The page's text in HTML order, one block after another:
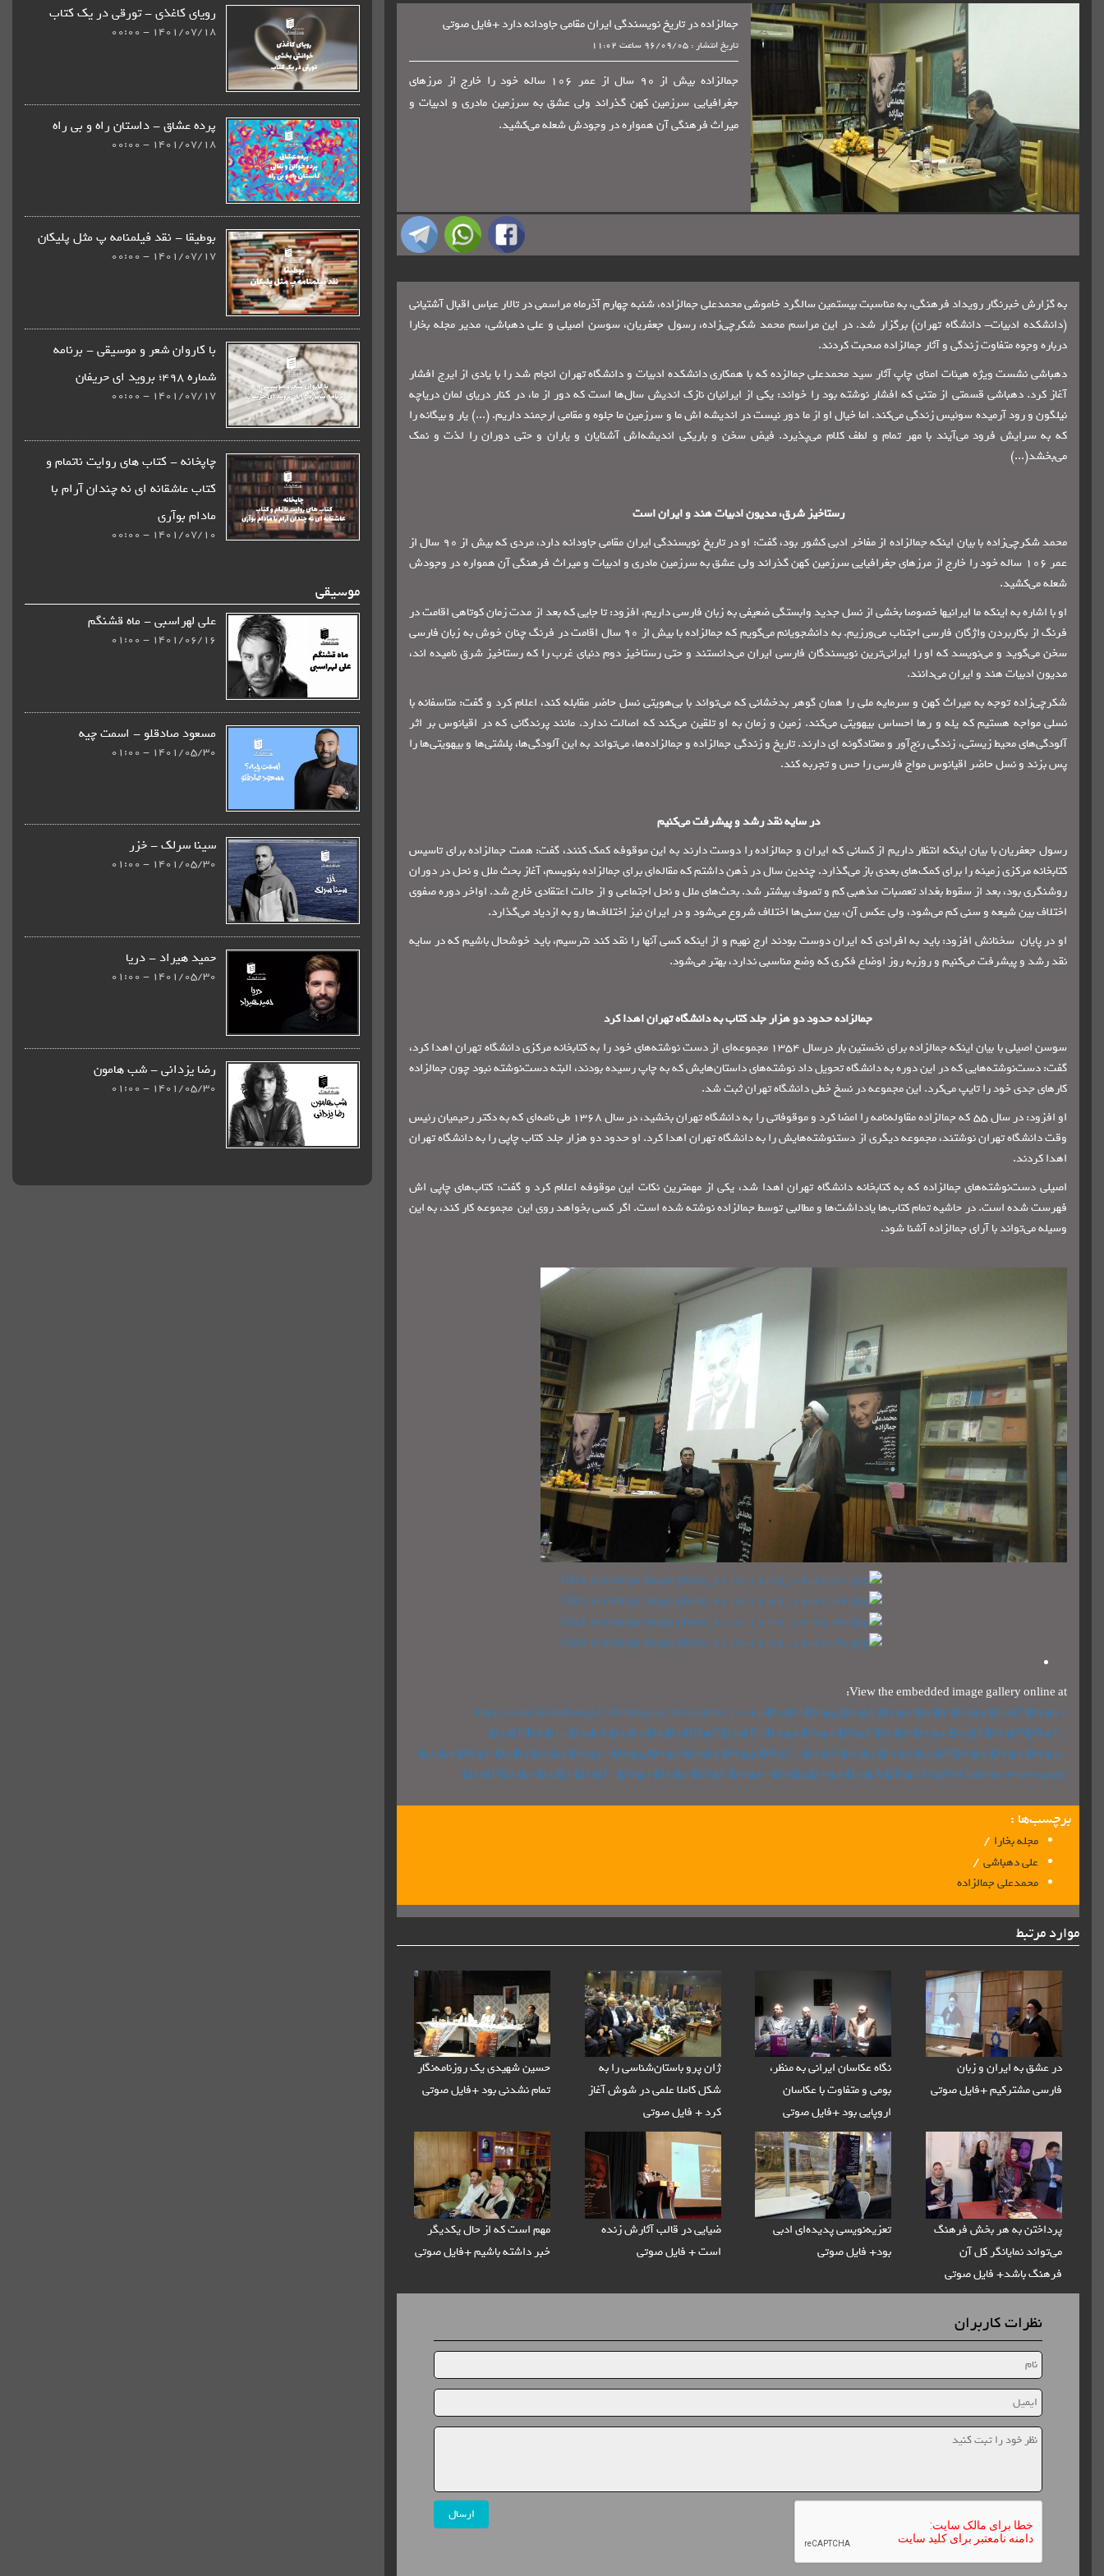
جمالزاده در تاریخ نویسندگی ایران مقامی جاودانه دارد +فایل صوتی
تاریخ انتشار : 96/09/05 ساعت 11:02
جمالزاده بیش از 90 سال از عمر 106 ساله خود را خارج از مرزهای
جغرافیایی سرزمین کهن گذراند ولی عشق به سرزمین مادری و ادبیات و
میراث فرهنگی آن همواره در وجودش شعله می‌کشید.
به گزارش خبرنگار رویداد فرهنگی، به مناسبت بیستمین سالگرد خاموشی محمدعلی جمالزاده، شنبه چهارم آذرماه مراسمی در تالار عباس اقبال آشتیانی
(دانشکده ادبیات- دانشگاه تهران) برگزار شد. در این مراسم محمد شکرچی‌زاده، رسول جعفریان، سوسن اصیلی و علی دهباشی، مدیر مجله بخارا
درباره وجوه متفاوت زندگی و آثار جمالزاده صحبت کردند.
دهباشی نشست ویژه هیئات امنای چاپ آثار سید محمدعلی جمالزده که با همکاری دانشکده ادبیات و دانشگاه تهران انجام شد را با یادی از ایرج افشار
آغاز کرد. دهباشی قسمتی از متنی که افشار نوشته بود را خواند: یکی از ایرانیان نازک اندیش سال‌ها است که دور از ما، در کنار دریای لمان دریاچه
نیلگون و رود آرمیده سوئیس زندگی می‌کند. اما خیال او از ما دور نیست در اندیشه اش ما و سرزمین ما جلوه و مقامی ارجمند داریم. (...) یار و بیگانه را
که به سرایش فرود می‌آیند با مهر تمام و لطف کلام می‌پذیرد. فیض سخن و باریکی اندیشه‌اش آشنایان و یاران و حتی دوران را لذت و نمک
می‌بخشد(...)
رستاخیز شرق، مدیون ادبیات هند و ایران است
محمد شکرچی‌زاده با بیان اینکه جمالزاده از مفاخر ادبی کشور بود، گفت: او در تاریخ نویسندگی ایران مقامی جاودانه دارد، مردی که بیش از 90 سال از
عمر 106 ساله خود را خارج از مرزهای جغرافیایی سرزمین کهن گذراند ولی عشق به سرزمین مادری و ادبیات و میراث فرهنگی آن همواره در وجودش
شعله می‌کشید.
او با اشاره به اینکه ما ایرانیها خصوصا بخشی از نسل جدید وابستگی ضعیفی به زبان فارسی داریم، افزود: تا جایی که بعد از مدت زمان کوتاهی اقامت در
فرنگ از بکاربردن واژگان فارسی اجتناب می‌ورزیم. به دانشجویانم می‌گویم که جمالزاده با بیش از 90 سال اقامت در فرنگ چنان خوش به زبان فارسی
سخن می‌گوید و می‌نویسد که او را ایرانی‌ترین نویسندگان فارسی ایران می‌دانستند و حتی رستاخیز دوم دنیای غرب را که رستاخیز شرق نامیده اند،
مدیون ادبیات هند و ایران می‌دانند.
شکرچی‌زاده توجه به میراث کهن و سرمایه ملی را همان گوهر بدخشانی که می‌تواند با بی‌هویتی نسل حاضر مقابله کند، اعلام کرد و گفت: متاسفانه با
نسلی مواجه هستیم که یله و رها احساس بیهویتی می‌کند. زمین و زمان به او تلقین می‌کند که اصالت ندارد. مانند پرندگانی که در اقیانوس بر اثر
آلودگی‌های محیط زیستی، زندگی رنج‌آور و معتادگونه ای دارند. تاریخ و زندگی جمالزاده و جمالزاده‌ها، می‌تواند به این آلودگی‌ها، پلشتی‌ها و بیهویتی‌ها را
پس بزند و نسل حاضر اقیانوس مواج فارسی را حس و تجربه کند.
در سایه نقد رشد و پیشرفت می‌کنیم
رسول جعفریان با بیان اینکه انتظار داریم از کسانی که ایران و جمالزاده را دوست دارند به این موقوفه کمک کنند، گفت: همت جمالزاده برای تاسیس
کتابخانه مرکزی زمینه را برای کمک‌های بعدی باز می‌گذارد. چندین سال در ذهن داشتم که مقاله‌ای برای جمالزاده بنویسم، آغاز بحث ملل و نحل در دوران
روشنگری بود، بعد از سقوط بغداد تعصبات مذهبی کم و تصوف بیشتر شد. بحث‌های ملل و نحل اجتماعی و از حالت اعتقادی خارج شد. اواخر دوره صفوی
اختلاف بین شیعه و سنی کم می‌شود، ولی عکس آن، بین سنی‌ها اختلاف شروع می‌شود و در ایران نیز اختلاف‌ها رو به ازدیاد می‌گذارد.
او در پایان سخنانش افزود: باید به افرادی که ایران دوست بودند ارج نهیم و از اینکه کسی آنها را نقد کند نترسیم، باید خوشحال باشیم که در سایه
نقد رشد و پیشرفت می‌کنیم و روزبه روز اوضاع فکری که وضع مناسبی ندارد، بهتر می‌شود.
جمالزاده حدود دو هزار جلد کتاب به دانشگاه تهران اهدا کرد
سوسن اصیلی با بیان اینکه جمالزاده برای نخستین بار درسال 1354 مجموعه‌ای از دست نوشته‌های خود را به کتابخانه مرکزی دانشگاه تهران اهدا کرد،
گفت: دست‌نوشته‌هایی که در این دوره به دانشگاه تحویل داد نوشته‌های داستان‌هایش که به چاپ رسیده بودند، البته دست‌نوشته نبود چون جمالزاده
کارهای جدی خود را تایپ می‌کرد. این مجموعه در نسخ خطی دانشگاه تهران ثبت شد.
او افزود: در سال 55 که جمالزاده مقاوله‌نامه را امضا کرد و موقوفاتی را به دانشگاه تهران بخشید، در سال 1368 طی نامه‌ای که به دکتر رحیمیان رئیس
وقت دانشگاه تهران نوشتند، مجموعه دیگری از دستنوشته‌هایش را به دانشگاه تهران اهدا کرد. او حدود دو هزار جلد کتاب چاپی را به دانشگاه تهران
اهدا کردند.
اصیلی دست‌نوشته‌های جمالزاده که به کتابخانه دانشگاه تهران اهدا شد، یکی از مهمترین نکات این موقوفه اعلام کرد و گفت: کتاب‌های چاپی اش
فهرست شده است. در حاشیه تمام کتاب‌ها یادداشت‌ها و مطالبی توسط جمالزاده نوشته شده است. اگر کسی بخواهد روی این مجموعه کار کند، به این
وسیله می‌تواند با آرای جمالزاده آشنا شود.
View the embedded image gallery online at:
http://rooydadfarhangi.ir/farhang-archive/item/1092-%D8%AC%D9%85%D8%A7%D9%84%D8%B2%D8%A7%D8%AF%D9%87-
%D8%AF%D8%B1-%D8%AA%D8%A7%D8%B1%DB%8C%D8%AE-%D9%86%D9%88%DB%8C%D8%B3%D9%86%D8%AF%DA%AF%DB%8C-
%D8%A7%DB%8C%D8%B1%D8%A7%D9%86-%D9%85%D9%82%D8%A7%D9%85%DB%8C-%D8%AC%D8%A7%D9%88%D8%AF%D8%A7%D9%86%D9%87-
%D8%AF%D8%A7%D8%B1%D8%AF-%D9%81%D8%A7%DB%8C%D9%84-%D8%B5%D9%88%D8%AA%DB%8C#sigProGalleria03ea485e5c
برچسب‌ها :
مجله بخارا /
علی دهباشی /
محمدعلی جمالزاده
موارد مرتبط
در عشق به ایران و زبان
فارسی مشترکیم +فایل صوتی
نگاه عکاسان ایرانی به منظر،
بومی و متفاوت با عکاسان
اروپایی بود +فایل صوتی
ژان پرو باستان‌شناسی را به
شکل کاملا علمی در شوش آغاز
کرد + فایل صوتی
حسین شهیدی یک روزنامه‌نگار
تمام نشدنی بود +فایل صوتی
پرداختن به هر بخش فرهنگ
می‌تواند نمایانگر کل آن
فرهنگ باشد+ فایل صوتی
تعزیه‌نویسی پدیده‌ای ادبی
بود+ فایل صوتی
ضیایی در قالب آثارش زنده
است + فایل صوتی
مهم است که از حال یکدیگر
خبر داشته باشیم +فایل صوتی
نظرات کاربران
ارسال
رویای کاغذی - تورقی در یک کتاب
1401/07/18 - 00:00
پرده عشاق - داستان راه و بی راه
1401/07/18 - 00:00
بوطیقا - نقد فیلمنامه پ مثل پلیکان
1401/07/17 - 00:00
با کاروان شعر و موسیقی - برنامه
شماره 498؛ بروید ای حریفان
1401/07/17 - 00:00
چاپخانه - كتاب های روایت ناتمام و
کتاب عاشقانه ای نه چندان آرام با
مادام بوآری
1401/07/10 - 00:00
موسیقی
علی لهراسبی - ماه قشنگم
1401/06/16 - 01:00
مسعود صادقلو - اسمت چیه
1401/05/30 - 01:00
سینا سرلک - خزر
1401/05/30 - 01:00
حمید هیراد - دریا
1401/05/30 - 01:00
رضا یزدانی - شب هامون
1401/05/30 - 01:00